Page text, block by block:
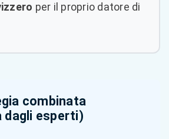
per il proprio datore di
combinata
dagli esperti)